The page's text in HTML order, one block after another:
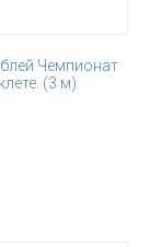
Чемпионат
(3 м)